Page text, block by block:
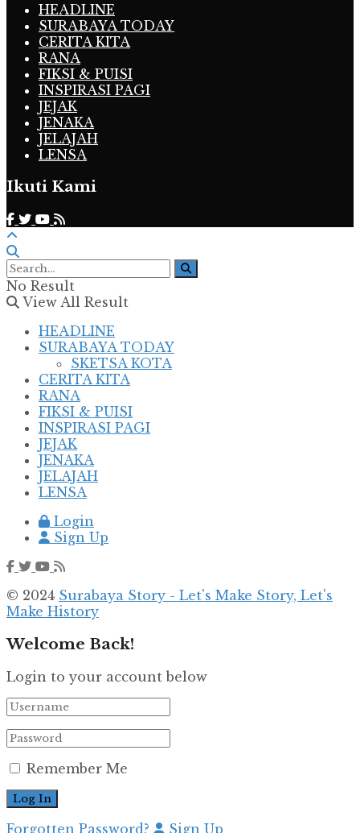
HEADLINE
SURABAYA TODAY
CERITA KITA
RANA
FIKSI & PUISI
INSPIRASI PAGI
JEJAK
JENAKA
JELAJAH
LENSA
Ikuti Kami
No Result
View All Result
HEADLINE
SURABAYA TODAY
SKETSA KOTA
CERITA KITA
RANA
FIKSI & PUISI
INSPIRASI PAGI
JEJAK
JENAKA
JELAJAH
LENSA
Login
Sign Up
© 2024 Surabaya Story - Let's Make Story, Let's
Make History
Welcome Back!
Login to your account below
Remember Me
Forgotten Password? Sign Up